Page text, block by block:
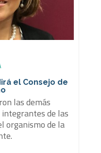
el Consejo de
las demás
de las
organismo de la